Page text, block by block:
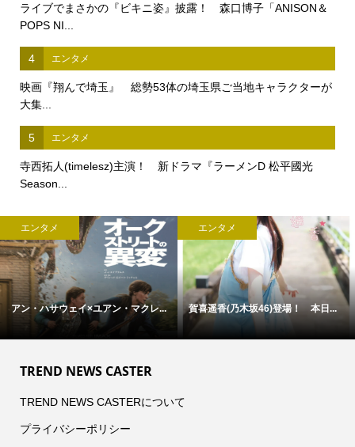
ライブでまさかの『ビキニ姿』披露！ 森口博子「ANISON＆
POPS NI...
4 エンタメ
映画『翔んで埼玉』 総勢53体の埼玉県ご当地キャラクターが
大集...
5 エンタメ
寺西拓人(timelesz)主演！ 新ドラマ『ラーメンD 松平國光
Season...
ビジネス
なぜ警備員の高齢化と人手不足は...
ビジネス
「病気」から「人」を診る医療へ
―...
TREND NEWS CASTER
TREND NEWS CASTERについて
プライバシーポリシー